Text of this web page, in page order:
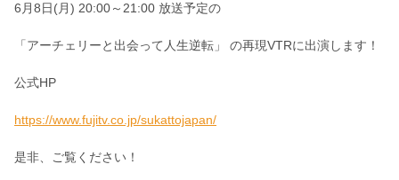
6月8日(月) 20:00～21:00 放送予定の
「アーチェリーと出会って人生逆転」 の再現VTRに出演します！
公式HP
https://www.fujitv.co.jp/sukattojapan/
是非、ご覧ください！